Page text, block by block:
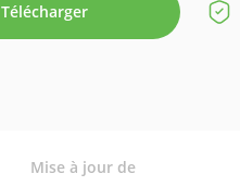
Télécharger
Mise à jour de